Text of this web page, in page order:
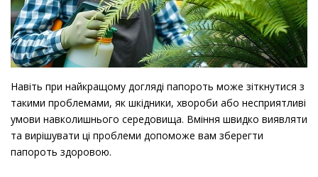
Навіть при найкращому догляді папороть може зіткнутися з
такими проблемами, як шкідники, хвороби або несприятливі
умови навколишнього середовища. Вміння швидко виявляти
та вирішувати ці проблеми допоможе вам зберегти
папороть здоровою.